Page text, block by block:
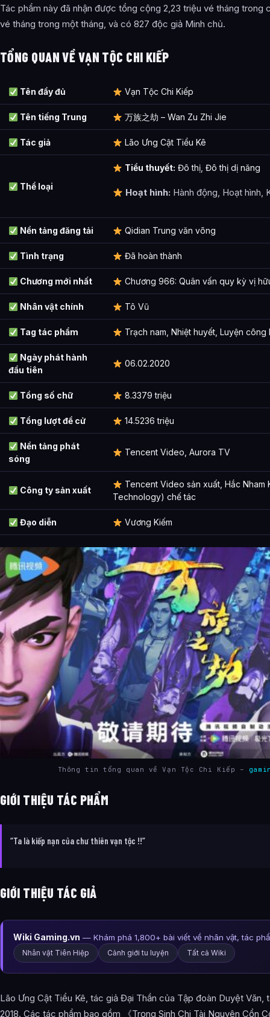
Tử Linh Tộc
Các nhân vật khác
Tam Môn
Cảnh giới tu luyện
Vạn Giới
Hỗn Độn Cổ Thú
Bổ sung
Thành tựu của tác phẩm
Huy hiệu vinh dự
Quá trình thành tựu
Chuyển thể phim hoạt hình
Giới thiệu
Sản xuất và Phát sóng
Manhua động liên quan
Ảnh về Vạn Tộc Chi Kiếp
Bài Viết Liên Quan
Câu Hỏi Thường Gặp
Cảnh giới tu luyện của Vạn Tộc Chi Kiếp như thế nào?
Vạn Tộc Chi Kiếp xuất hiện trong tác phẩm nào?
Các mối quan hệ quan trọng của Vạn Tộc Chi Kiếp là gì?
Thông tin về Vạn Tộc Chi Kiếp được tổng hợp từ đâu?
Tác phẩm này đã nhận được tổng cộng 2,23 triệu vé tháng trong
vé tháng trong một tháng, và có 827 độc giả Minh chủ.
TỔNG QUAN VỀ VẠN TỘC CHI KIẾP
Tên đầy đủ Vạn Tộc Chi Kiếp
Tên tiếng Trung 万族之劫 – Wan Zu Zhi Jie
Tác giả Lão Ưng Cật Tiểu Kê
Thể loại
Tiểu thuyết: Đô thị, Đô thị dị năng
Hoạt hình: Hành động, Hoạt hình,
Nền tảng đăng tải Qidian Trung văn võng
Tình trạng Đã hoàn thành
Chương mới nhất Chương 966: Quân vấn quy kỳ vị
Nhân vật chính Tô Vũ
Tag tác phẩm Trạch nam, Nhiệt huyết, Luyện công
Ngày phát hành
đầu tiên
06.02.2020
Tổng số chữ 8.3379 triệu
Tổng lượt đề cử 14.5236 triệu
Nền tảng phát
sóng
Tencent Video, Aurora TV
Công ty sản xuất
Tencent Video sản xuất, Hắc Nham
Technology) chế tác
Đạo diễn Vương Kiếm
Thông tin tổng quan về Vạn Tộc Chi Kiếp –
GIỚI THIỆU TÁC PHẨM
“Ta là kiếp nạn của chư thiên vạn tộc !!”
GIỚI THIỆU TÁC GIẢ
Wiki Gaming.vn — Khám phá 1,800+ bài viết về nhân vật, tác
Nhân vật Tiên Hiệp Cảnh giới tu luyện Tất cả Wiki
Lão Ưng Cật Tiểu Kê, tác giả Đại Thần của Tập đoàn Duyệt Văn,
2018. Các tác phẩm bao gồm 《Trọng Sinh Chi Tài Nguyên Cổn